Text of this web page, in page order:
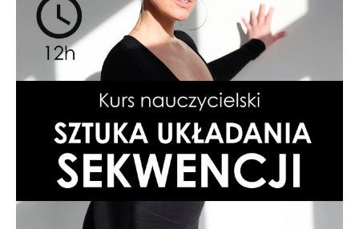
Szczecin
Kursy
Blog
artykuły i video
platforma kursowa